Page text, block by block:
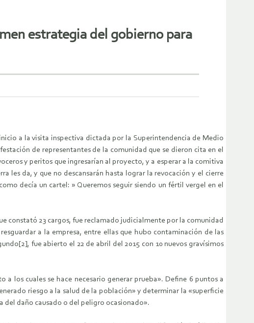
estrategia del gobierno para
a la visita inspectiva dictada por la Superintendencia de Medio
de representantes de la comunidad que se dieron cita en el
y peritos que ingresarían al proyecto, y a esperar a la comitiva
les da, y que no descansarán hasta lograr la revocación y el cierre
decía un cartel: » Queremos seguir siendo un fértil vergel en el
constató 23 cargos, fue reclamado judicialmente por la comunidad
a la empresa, entre ellas que hubo contaminación de las
fue abierto el 22 de abril del 2015 con 10 nuevos gravísimos
los cuales se hace necesario generar prueba». Define 6 puntos a
riesgo a la salud de la población» y determinar la «superficie
daño causado o del peligro ocasionado».